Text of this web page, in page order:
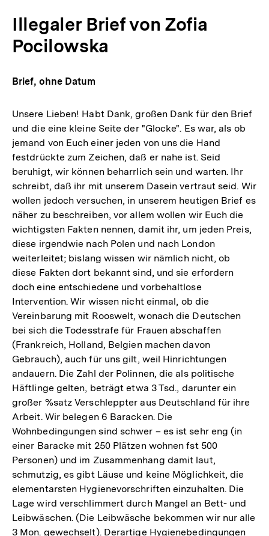
Illegaler Brief von Zofia
Pocilowska
Brief, ohne Datum
Unsere Lieben! Habt Dank, großen Dank für den Brief
und die eine kleine Seite der "Glocke". Es war, als ob
jemand von Euch einer jeden von uns die Hand
festdrückte zum Zeichen, daß er nahe ist. Seid
beruhigt, wir können beharrlich sein und warten. Ihr
schreibt, daß ihr mit unserem Dasein vertraut seid. Wir
wollen jedoch versuchen, in unserem heutigen Brief es
näher zu beschreiben, vor allem wollen wir Euch die
wichtigsten Fakten nennen, damit ihr, um jeden Preis,
diese irgendwie nach Polen und nach London
weiterleitet; bislang wissen wir nämlich nicht, ob
diese Fakten dort bekannt sind, und sie erfordern
doch eine entschiedene und vorbehaltlose
Intervention. Wir wissen nicht einmal, ob die
Vereinbarung mit Rooswelt, wonach die Deutschen
bei sich die Todesstrafe für Frauen abschaffen
(Frankreich, Holland, Belgien machen davon
Gebrauch), auch für uns gilt, weil Hinrichtungen
andauern. Die Zahl der Polinnen, die als politische
Häftlinge gelten, beträgt etwa 3 Tsd., darunter ein
großer %satz Verschleppter aus Deutschland für ihre
Arbeit. Wir belegen 6 Baracken. Die
Wohnbedingungen sind schwer – es ist sehr eng (in
einer Baracke mit 250 Plätzen wohnen fst 500
Personen) und im Zusammenhang damit laut,
schmutzig, es gibt Läuse und keine Möglichkeit, die
elementarsten Hygienevorschriften einzuhalten. Die
Lage wird verschlimmert durch Mangel an Bett- und
Leibwäschen. (Die Leibwäsche bekommen wir nur alle
3 Mon. gewechselt). Derartige Hygienebedingungen